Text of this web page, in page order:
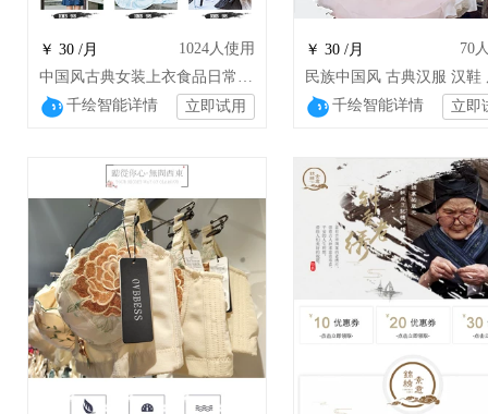
￥ 30 /月 1024人使用
中国风古典女装上衣食品日常汉服通用
千绘智能详情
立即试用
￥ 30 /月 70
千绘智能详情 立即